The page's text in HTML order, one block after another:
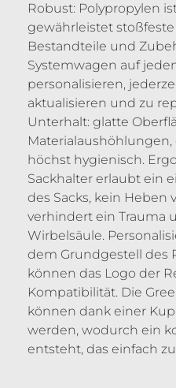
Robust: Polypropylen
gewährleistet
Bestandteile und
Systemwagen auf
personalisieren,
aktualisieren und zu
Unterhalt: glatte
höchst hygienisch.
Sackhalter erlaubt ein
des Sacks, kein Heben
verhindert ein Trauma
Wirbelsäule.
dem Grundgestell des
können das Logo der
Kompatibilität. Die
können dank einer
werden, wodurch ein
entsteht, das einfach